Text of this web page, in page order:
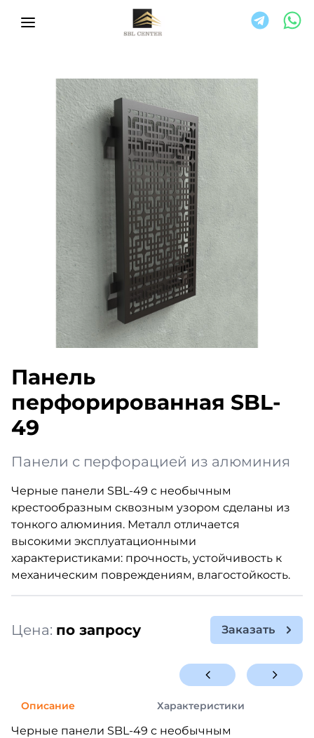
Панель
перфорированная SBL-
49
Панели с перфорацией из алюминия
Черные панели SBL-49 с необычным
крестообразным сквозным узором сделаны из
тонкого алюминия. Металл отличается
высокими эксплуатационными
характеристиками: прочность, устойчивость к
механическим повреждениям, влагостойкость.
Цена: по запросу Заказать
Описание Характеристики
Черные панели SBL-49 с необычным